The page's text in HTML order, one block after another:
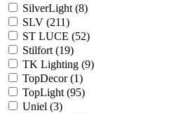
SilverLight (8)
SLV (211)
ST LUCE (52)
Stilfort (19)
TK Lighting (9)
TopDecor (1)
TopLight (95)
Uniel (3)